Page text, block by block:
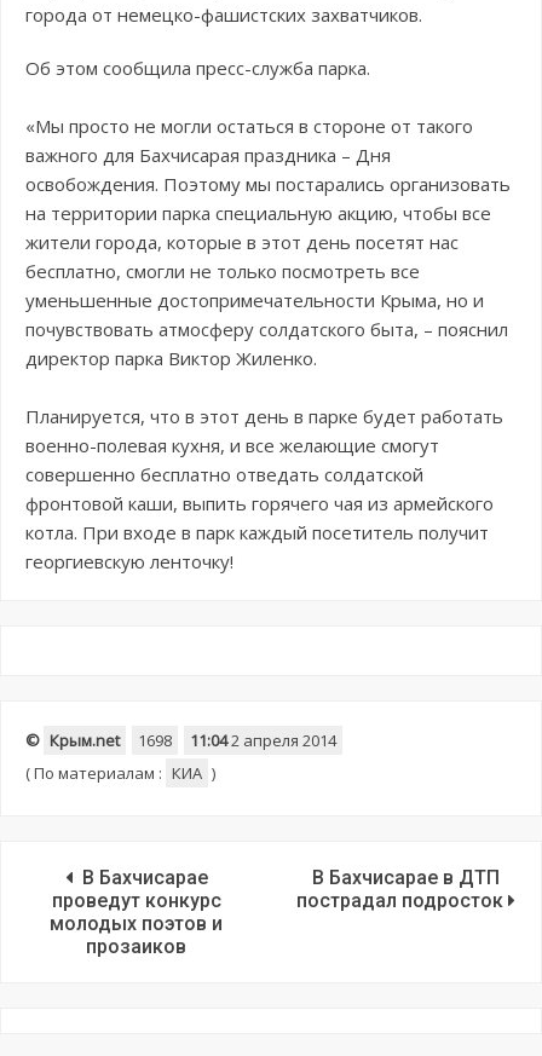
города от немецко-фашистских захватчиков.
Об этом сообщила пресс-служба парка.
«Мы просто не могли остаться в стороне от такого
важного для Бахчисарая праздника – Дня
освобождения. Поэтому мы постарались организовать
на территории парка специальную акцию, чтобы все
жители города, которые в этот день посетят нас
бесплатно, смогли не только посмотреть все
уменьшенные достопримечательности Крыма, но и
почувствовать атмосферу солдатского быта, – пояснил
директор парка Виктор Жиленко.
Планируется, что в этот день в парке будет работать
военно-полевая кухня, и все желающие смогут
совершенно бесплатно отведать солдатской
фронтовой каши, выпить горячего чая из армейского
котла. При входе в парк каждый посетитель получит
георгиевскую ленточку!
© Крым.net 1698 11:042 апреля 2014
(По материалам : КИА )
В Бахчисарае
проведут конкурс
молодых поэтов и
прозаиков
В Бахчисарае в ДТП
пострадал подросток